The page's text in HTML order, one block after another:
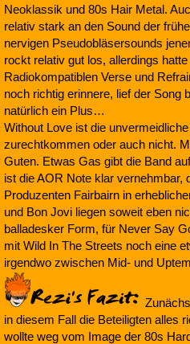
Neoklassik und 80s Hair Metal.
relativ stark an den Sound der
nervigen Pseudobläsersounds
rockt relativ gut los, allerdings
Radiokompatiblen Verse und
noch richtig erinnere, lief der Song
natürlich ein Plus…
Without Love ist die
zurechtkommen oder auch nicht.
Guten. Etwas Gas gibt die Band
ist die AOR Note klar
Produzenten Fairbairn in
und Bon Jovi liegen soweit eben
balladesker Form, für Never Say
mit Wild In The Streets noch eine
irgendwo zwischen Mid- und
in diesem Fall die Beteiligten alles
wollte weg vom Image der 80s